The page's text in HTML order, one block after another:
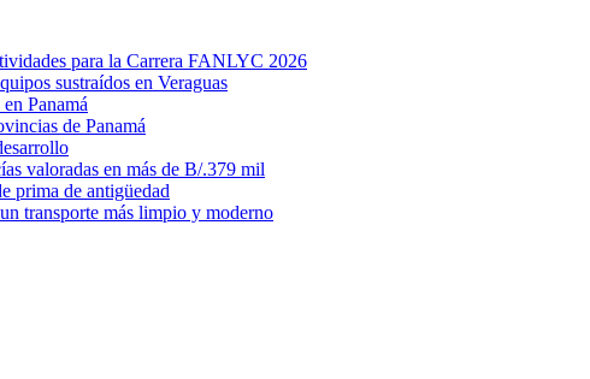
para la Carrera FANLYC 2026
sustraídos en Veraguas
Panamá
de Panamá
valoradas en más de B/.379 mil
prima de antigüedad
transporte más limpio y moderno